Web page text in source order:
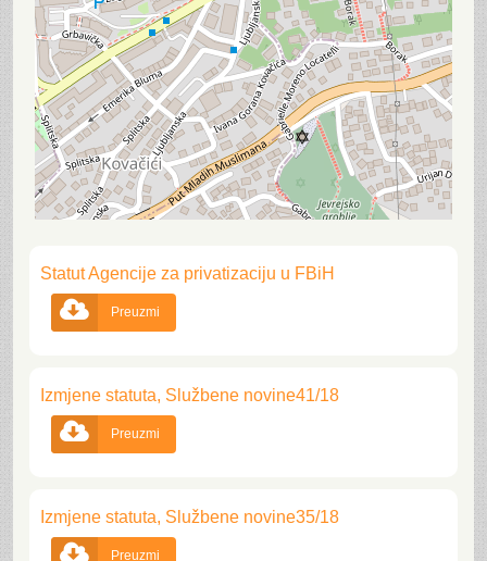
Statut Agencije za privatizaciju u FBiH
 Preuzmi
Izmjene statuta, Službene novine41/18
 Preuzmi
Izmjene statuta, Službene novine35/18
 Preuzmi